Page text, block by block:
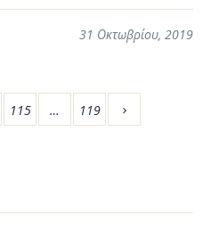
31 Οκτωβρίου, 2019
115 … 119